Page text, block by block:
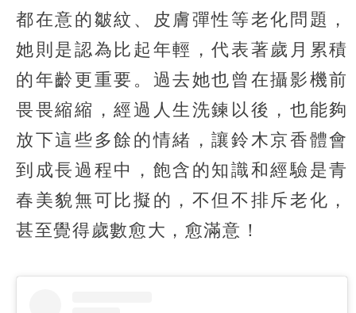
都在意的皺紋、皮膚彈性等老化問題，
她則是認為比起年輕，代表著歲月累積
的年齡更重要。過去她也曾在攝影機前
畏畏縮縮，經過人生洗鍊以後，也能夠
放下這些多餘的情緒，讓鈴木京香體會
到成長過程中，飽含的知識和經驗是青
春美貌無可比擬的，不但不排斥老化，
甚至覺得歲數愈大，愈滿意！